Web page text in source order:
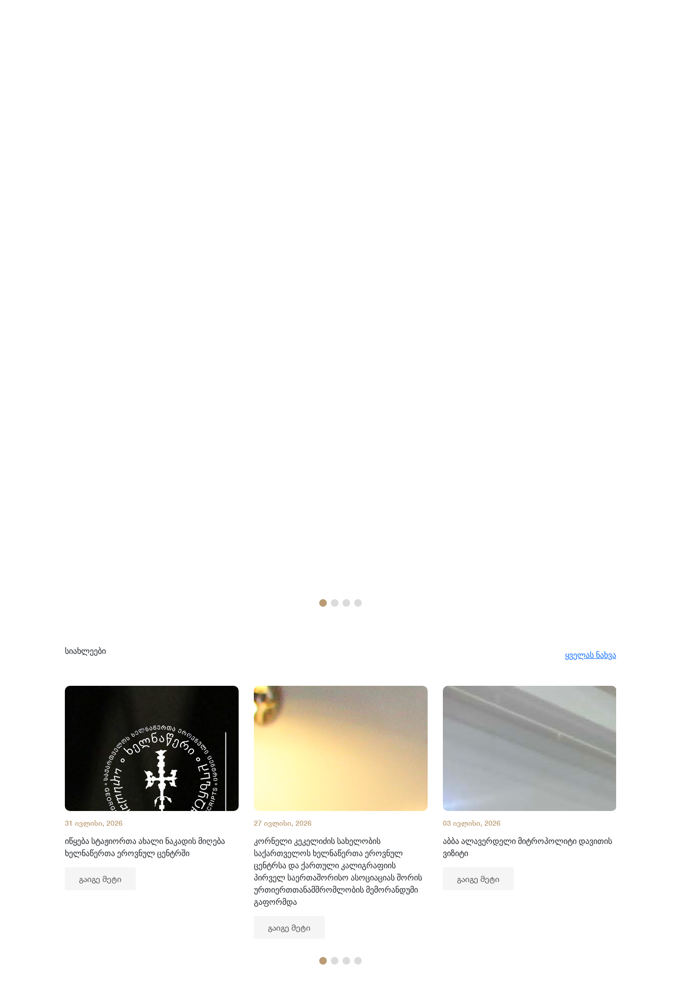
სიახლეები ყველას ნახვა
31 ივლისი, 2026
იწყება სტაჟიორთა ახალი ნაკადის მიღება
ხელნაწერთა ეროვნულ ცენტრში
გაიგე მეტი
27 ივლისი, 2026
კორნელი კეკელიძის სახელობის
საქართველოს ხელნაწერთა ეროვნულ
ცენტრსა და ქართული კალიგრაფიის
პირველ საერთაშორისო ასოციაციას შორის
ურთიერთთანამშრომლობის მემორანდუმი
გაფორმდა
გაიგე მეტი
03 ივლისი, 2026
აბბა ალავერდელი მიტროპოლიტი დავითის
ვიზიტი
გაიგე მეტი